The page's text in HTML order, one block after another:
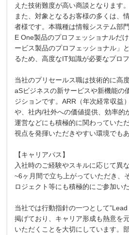
えた技術難度が高い商談となります。
また、対象となるお客様の多くは、
者様です。本職種は情報システム部
E One製品のプロフェッショナルだ
ービス製品のプロフェッショナル」
るため、高度なIT知識が必要なプロ
当社のプリセールス職は技術的に高
aSビジネスの新サービスや新機能の
ジションです。ARR（年次経常収益
や、社内/社外への価値提供、効率的
運営などにも積極的に関わっていた
視点を発揮いただきやすい環境でもあ
【キャリアパス】
入社時のご経験やスキルに応じて異
~6ヶ月間で立ち上がっていただき、
ロジェクト等にも積極的にご参加い
当社では行動指針の一つとして
掲げており、キャリア形成も熱意を
いただくことを大切にしています。